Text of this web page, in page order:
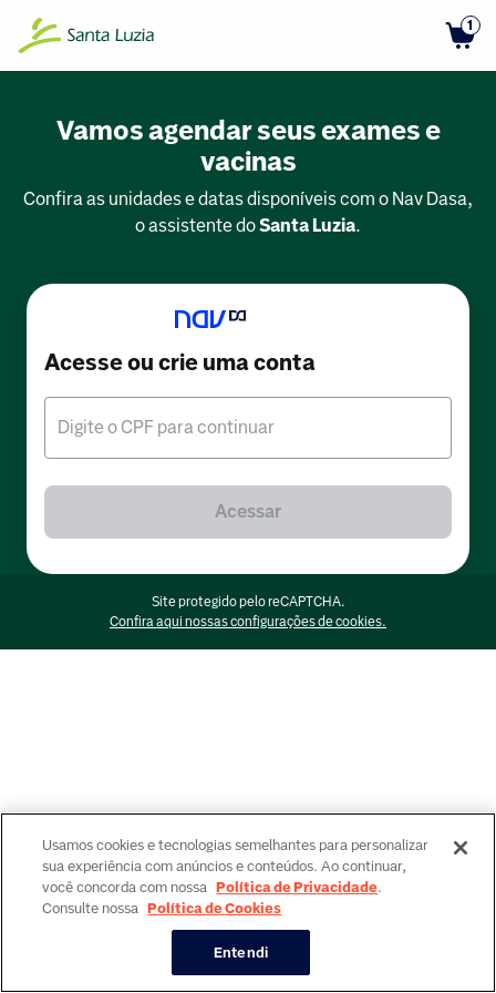
1
Vamos agendar seus exames e
vacinas
Confira as unidades e datas disponíveis com o Nav Dasa,
o assistente doSanta Luzia.
Acesse ou crie uma conta
Digite o CPF para continuar
Acessar
Site protegido pelo reCAPTCHA.
Confira aqui nossas configurações de cookies.
Usamos cookies e tecnologias semelhantes para personalizar
sua experiência com anúncios e conteúdos. Ao continuar,
você concorda com nossa Política de Privacidade.
Consulte nossa Política de Cookies
Entendi